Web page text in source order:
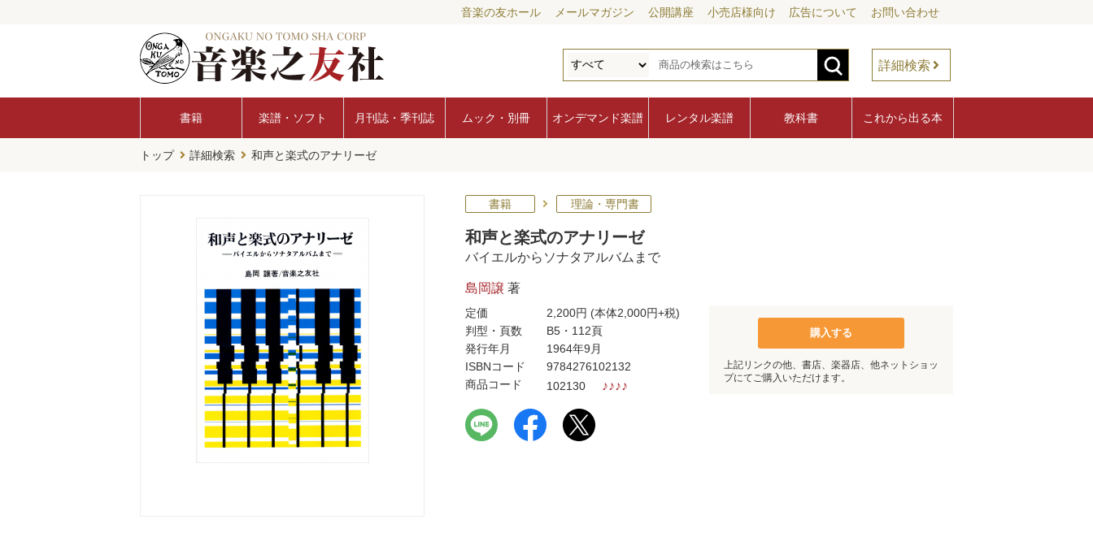
音楽の友ホール メールマガジン 公開講座 小売店様向け 広告について お問い合わせ
詳細検索
書籍 楽譜・ソフト 月刊誌・季刊誌 ムック・別冊 オンデマンド楽譜 レンタル楽譜 教科書 これから出る本
トップ 詳細検索 和声と楽式のアナリーゼ
書籍 理論・専門書
和声と楽式のアナリーゼ
バイエルからソナタアルバムまで
島岡譲 著
定価 2,200円 (本体2,000円+税)
判型・頁数
B5・112頁
発行年月
1964年9月
ISBNコード
9784276102132
商品コード
102130 ♪♪♪♪
購入する
上記リンクの他、書店、楽器店、他ネットショッ
プにてご購入いただけます。